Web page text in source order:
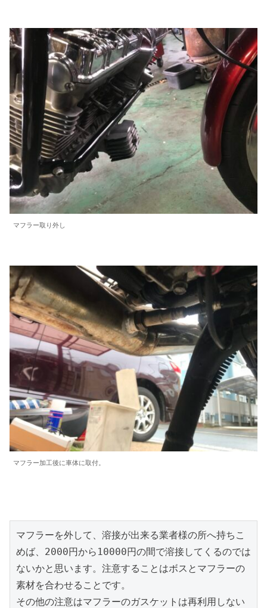
マフラー取り外し
マフラー加工後に車体に取付。
マフラーを外して、溶接が出来る業者様の所へ持ちこ
めば、2000円から10000円の間で溶接してくるのでは
ないかと思います。注意することはボスとマフラーの
素材を合わせることです。
その他の注意はマフラーのガスケットは再利用しない